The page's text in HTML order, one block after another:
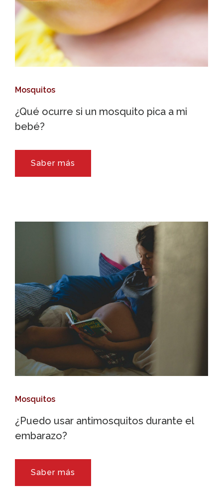
Mosquitos
¿Qué ocurre si un mosquito pica a mi
bebé?
Saber más
Mosquitos
¿Puedo usar antimosquitos durante el
embarazo?
Saber más